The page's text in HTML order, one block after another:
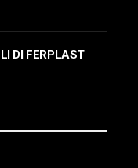
DI FERPLAST